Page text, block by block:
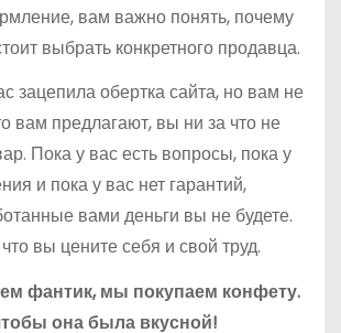
вам важно понять, почему
выбрать конкретного продавца.
зацепила обертка сайта, но вам не
вам предлагают, вы ни за что не
Пока у вас есть вопросы, пока у
и пока у вас нет гарантий,
вами деньги вы не будете.
вы цените себя и свой труд.
фантик, мы покупаем конфету.
она была вкусной!